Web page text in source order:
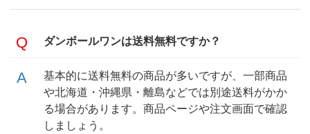
ダンボールワンは送料無料ですか？
基本的に送料無料の商品が多いですが、一部商品
や北海道・沖縄県・離島などでは別途送料がかか
る場合があります。商品ページや注文画面で確認
しましょう。